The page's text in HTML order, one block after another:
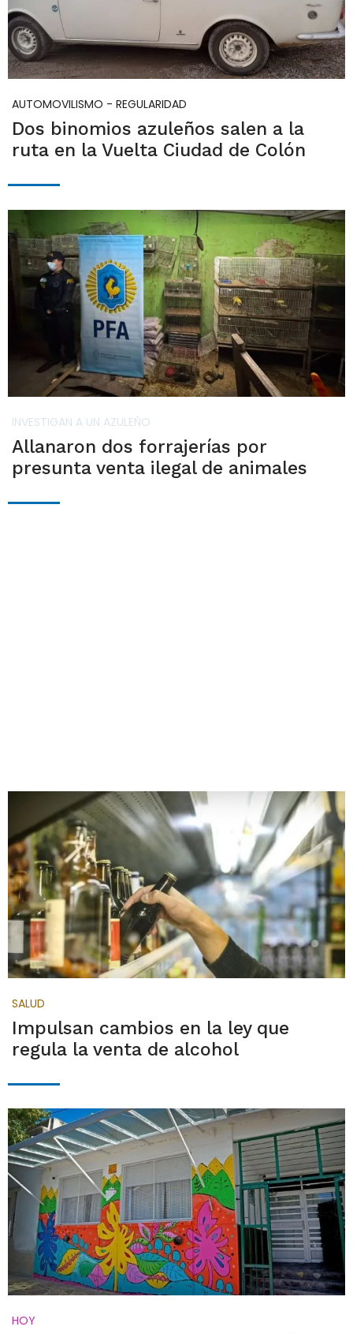
AUTOMOVILISMO - REGULARIDAD
Dos binomios azuleños salen a la
ruta en la Vuelta Ciudad de Colón
INVESTIGAN A UN AZULEÑO
Allanaron dos forrajerías por
presunta venta ilegal de animales
SALUD
Impulsan cambios en la ley que
regula la venta de alcohol
HOY